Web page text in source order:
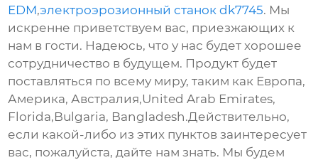
EDM,электроэрозионный станок dk7745. Мы
искренне приветствуем вас, приезжающих к
нам в гости. Надеюсь, что у нас будет хорошее
сотрудничество в будущем. Продукт будет
поставляться по всему миру, таким как Европа,
Америка, Австралия,United Arab Emirates,
Florida,Bulgaria, Bangladesh.Действительно,
если какой-либо из этих пунктов заинтересует
вас, пожалуйста, дайте нам знать. Мы будем